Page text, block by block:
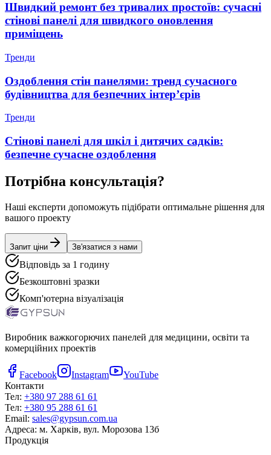
Швидкий ремонт без тривалих простоїв: сучасні
стінові панелі для швидкого оновлення
приміщень
Тренди
Оздоблення стін панелями: тренд сучасного
будівництва для безпечних інтер’єрів
Тренди
Стінові панелі для шкіл і дитячих садків:
безпечне сучасне оздоблення
Потрібна консультація?
Наші експерти допоможуть підібрати оптимальне рішення для
вашого проекту
Запит ціни Зв'язатися з нами
Відповідь за 1 годину
Безкоштовні зразки
Комп'ютерна візуалізація
Виробник важкогорючих панелей для медицини, освіти та
комерційних проектів
Facebook Instagram
YouTube
Контакти
Тел: +380 97 288 61 61
Тел: +380 95 288 61 61
Email: sales@gypsun.com.ua
Адреса: м. Харків, вул. Морозова 13б
Продукція